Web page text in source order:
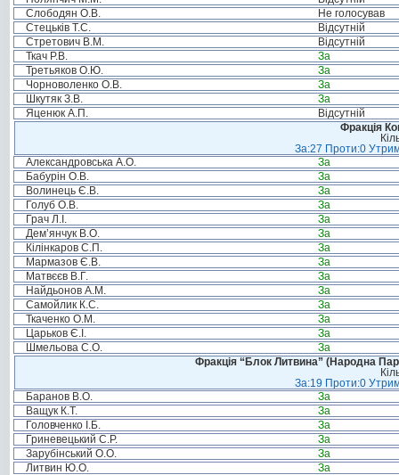
Слободян О.В.
Не голосував
Стецьків Т.С.
Відсутній
Стретович В.М.
Відсутній
Ткач Р.В.
За
Третьяков О.Ю.
За
Чорноволенко О.В.
За
Шкутяк З.В.
За
Яценюк А.П.
Відсутній
Фракція
За:27 Проти:0
Александровська А.О.
За
Бабурін О.В.
За
Волинець Є.В.
За
Голуб О.В.
За
Грач Л.І.
За
Дем’янчук В.О.
За
Кілінкаров С.П.
За
Мармазов Є.В.
За
Матвєєв В.Г.
За
Найдьонов А.М.
За
Самойлик К.С.
За
Ткаченко О.М.
За
Царьков Є.І.
За
Шмельова С.О.
За
Фракція “Блок Литвина” (Народна
За:19 Проти:0
Баранов В.О.
За
Ващук К.Т.
За
Головченко І.Б.
За
Гриневецький С.Р.
За
Зарубінський О.О.
За
Литвин Ю.О.
За